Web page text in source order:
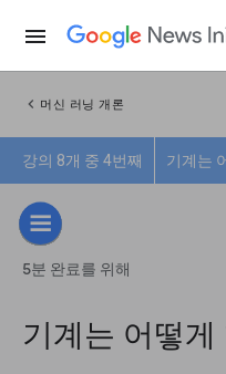
menu
chevron_left 머신 러닝 개론
강의 8개 중 4번째 기계는
5분 완료를 위해
기계는 어떻